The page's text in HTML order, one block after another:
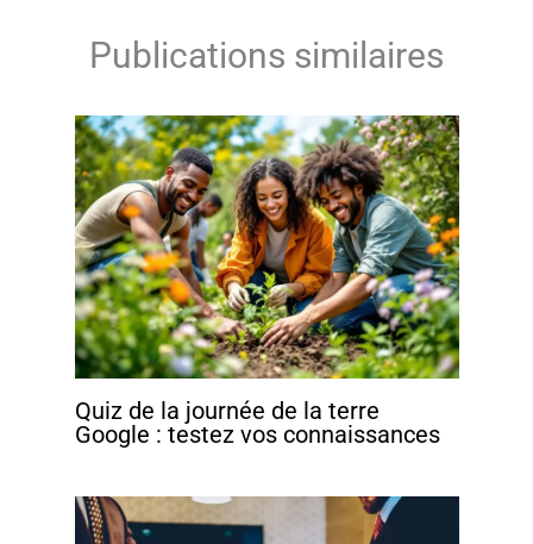
Publications similaires
Quiz de la journée de la terre
Google : testez vos connaissances